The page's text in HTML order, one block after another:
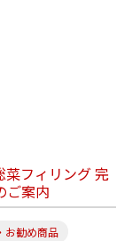
菜フィリング 完
ご案内
お勧め商品